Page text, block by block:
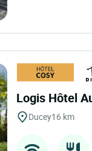
Logis Hôtel
Ducey16 km